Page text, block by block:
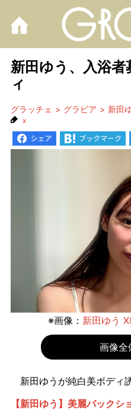
新田ゆう、入浴
ィ
グラッチェ グラビア 新田
x
※画像： 新田ゆう
画像全
新田ゆうが純白美ボディ
【新田ゆう】美麗バックシ